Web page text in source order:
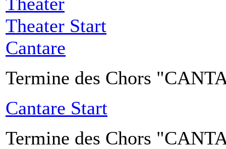
Theater Start
Cantare
Termine des Chors
Cantare Start
Termine des Chors